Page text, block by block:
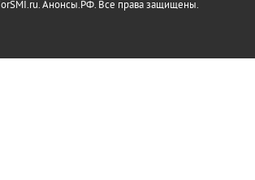
Анонсы.РФ. Все права защищены.